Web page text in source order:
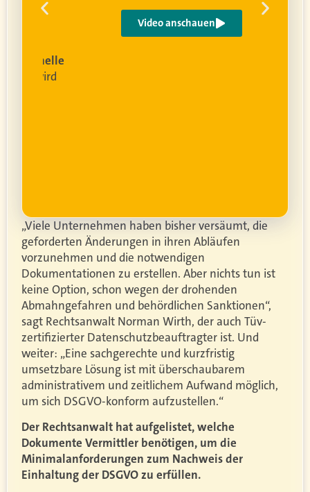
wird
Video anschauen
„Viele Unternehmen haben bisher versäumt, die
geforderten Änderungen in ihren Abläufen
vorzunehmen und die notwendigen
Dokumentationen zu erstellen. Aber nichts tun ist
keine Option, schon wegen der drohenden
Abmahngefahren und behördlichen Sanktionen“,
sagt Rechtsanwalt Norman Wirth, der auch Tüv-
zertifizierter Datenschutzbeauftragter ist. Und
weiter: „Eine sachgerechte und kurzfristig
umsetzbare Lösung ist mit überschaubarem
administrativem und zeitlichem Aufwand möglich,
um sich DSGVO-konform aufzustellen.“
Der Rechtsanwalt hat aufgelistet, welche
Dokumente Vermittler benötigen, um die
Minimalanforderungen zum Nachweis der
Einhaltung der DSGVO zu erfüllen.